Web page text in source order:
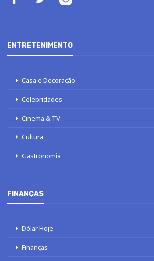
ENTRETENIMENTO
Casa e Decoração
Celebridades
Cinema & TV
Cultura
Gastronomia
FINANÇAS
Dólar Hoje
Finanças